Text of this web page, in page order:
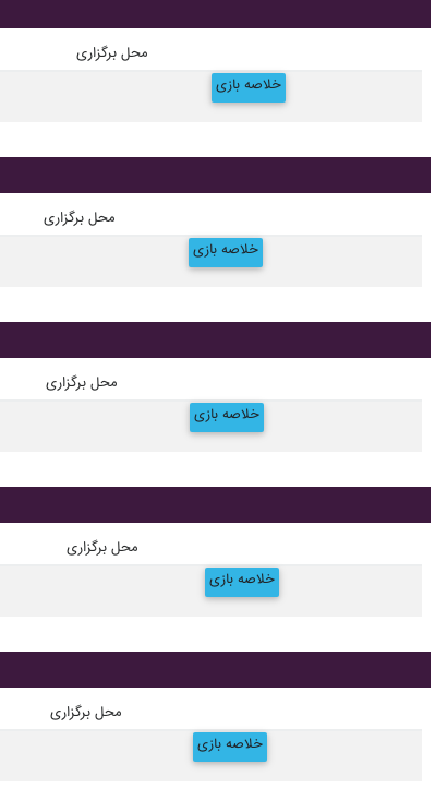
محل برگزاری
خلاصه بازی
محل برگزاری
خلاصه بازی
محل برگزاری
خلاصه بازی
محل برگزاری
خلاصه بازی
محل برگزاری
خلاصه بازی